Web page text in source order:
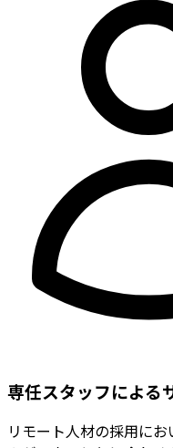
専任スタッフによる
リモート人材の採用に